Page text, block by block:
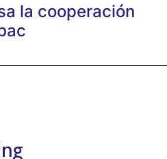
la cooperación